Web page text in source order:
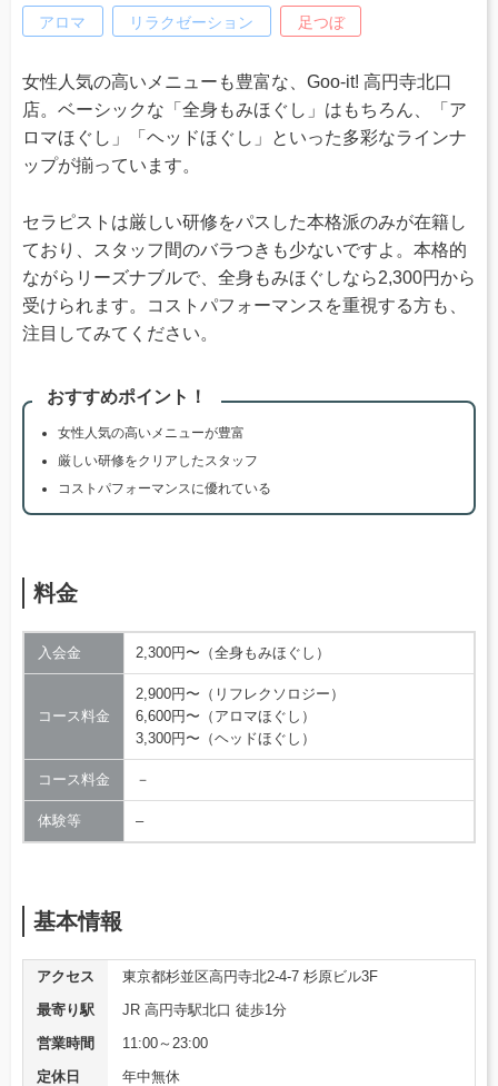
アロマ リラクゼーション 足つぼ
女性人気の高いメニューも豊富な、Goo-it! 高円寺北口
店。ベーシックな「全身もみほぐし」はもちろん、「ア
ロマほぐし」「ヘッドほぐし」といった多彩なラインナ
ップが揃っています。
セラピストは厳しい研修をパスした本格派のみが在籍し
ており、スタッフ間のバラつきも少ないですよ。本格的
ながらリーズナブルで、全身もみほぐしなら2,300円から
受けられます。コストパフォーマンスを重視する方も、
注目してみてください。
おすすめポイント！
女性人気の高いメニューが豊富
厳しい研修をクリアしたスタッフ
コストパフォーマンスに優れている
料金
入会金 2,300円〜（全身もみほぐし）
コース料金
2,900円〜（リフレクソロジー）
6,600円〜（アロマほぐし）
3,300円〜（ヘッドほぐし）
コース料金 －
体験等 –
基本情報
アクセス
東京都杉並区高円寺北2-4-7 杉原ビル3F
最寄り駅
JR 高円寺駅北口 徒歩1分
営業時間
11:00～23:00
定休日
年中無休